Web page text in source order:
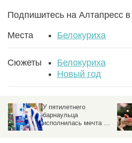
Подпишитесь на Алтапресс в
Места Белокуриха
Сюжеты
Белокуриха
Новый год
У пятилетнего
барнаульца
исполнилась мечта —
к нему приехал Дед